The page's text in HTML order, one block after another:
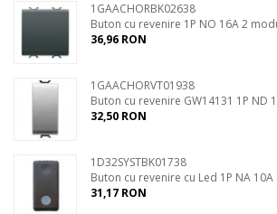
1GAACHORBK02638
Buton cu revenire 1P NO 16A 2
36,96 RON
1GAACHORVT01938
Buton cu revenire GW14131 1P ND
32,50 RON
1D32SYSTBK01738
Buton cu revenire cu Led 1P NA 10A
31,17 RON